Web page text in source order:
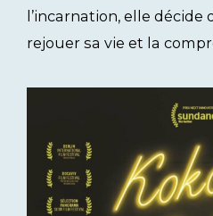
l’incarnation, elle
rejouer sa vie et la